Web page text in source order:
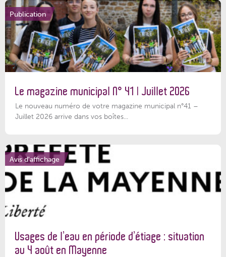
Publication
Le magazine municipal N° 41 | Juillet 2026
Le nouveau numéro de votre magazine municipal n°41 –
Juillet 2026 arrive dans vos boîtes...
Avis d'affichage
Usages de l’eau en période d’étiage : situation
au 4 août en Mayenne